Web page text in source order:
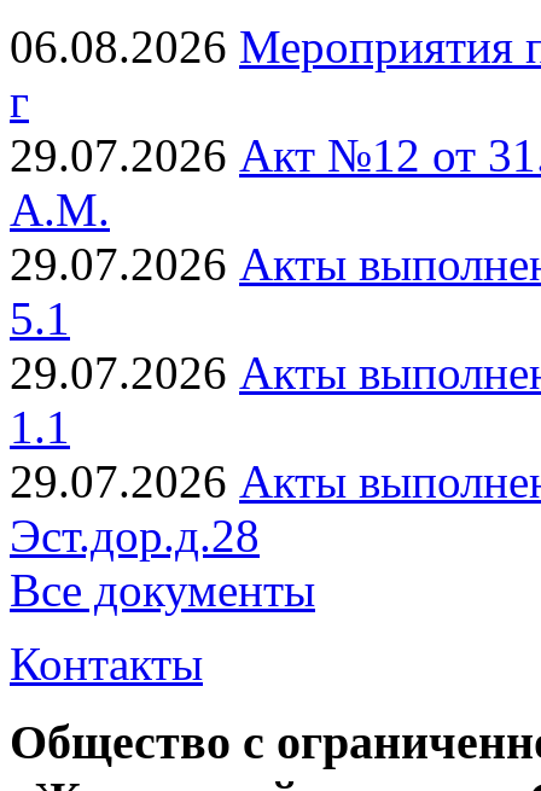
06.08.2026 Мероприятия
г
29.07.2026 Акт №12 от
А.М.
29.07.2026 Акты
5.1
29.07.2026 Акты
1.1
29.07.2026 Акты
Эст.дор.д.28
Все документы
Контакты
Общество с